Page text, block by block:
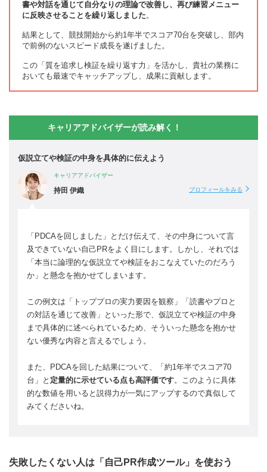
書や対話を通じて自分なりの理論で改善し、再び練習メニュー
に反映させることを繰り返しました。
結果として、競技開始から約1年半でスコア70台を突破し、部内
で前例のないスピード成長を遂げました。
この「質を追求し検証を繰り返す力」を活かし、貴社の業務に
おいても最速でキャッチアップし、成果に貢献します。
キャリアアドバイザーが読み解く！
仮説立てや検証の中身を具体的に伝えよう
キャリアアドバイザー
持田 伊織 プロフィールをみる
「PDCAを回しました」とだけ伝えて、その中身について言
及できていない自己PRをよく目にします。しかし、それでは
「本当に論理的な仮説立てや検証をおこなえていたのだろう
か」と懸念を抱かせてしまいます。
この例文は「トッププロの実力要因を観察」「読書やプロと
の対話を通じて改善」といった形で、仮説立てや検証の中身
まで具体的に述べられているため、そういった懸念を抱かせ
ない優秀な内容と言えるでしょう。
また、PDCAを回した結果について、「約1年半でスコア70
台」と 定量的に示せている点も高評価です。このように具体
的な数値を用いると説得力が一気にアップするので真似して
みてくださいね。
失敗したくない人は「自己PR作成ツール」を使おう